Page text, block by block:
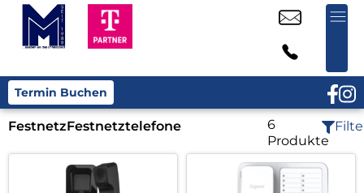
Termin Buchen
FestnetzFestnetztelefone
6
Produkte